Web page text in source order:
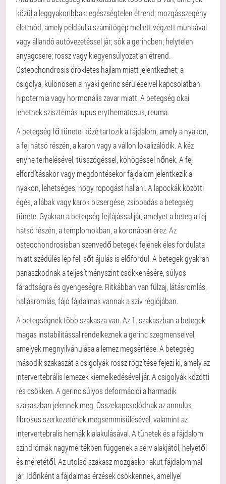
közül a leggyakoribbak: egészségtelen étrend; mozgásszegény
életmód, amely például a számítógép mellett végzett munkával
vagy állandó autóvezetéssel jár; sók a gerincben; helytelen
anyagcsere; rossz vagy kiegyensúlyozatlan étrend.
Osteochondrosis örökletes hajlam miatt jelentkezhet; a
csigolya, különösen a nyaki gerinc sérüléseivel kapcsolatban;
hipotermia vagy hormonális zavar miatt. A betegség okai
lehetnek szisztémás lupus erythematosus, reuma.
A betegség fő tünetei közé tartozik a fájdalom, amely a nyakon,
a fej hátsó részén, a karon vagy a vállon lokalizálódik. A kéz
enyhe terhelésével, tüsszögéssel, köhögéssel nőnek. A fej
elfordításakor vagy megdöntésekor fájdalom jelentkezik a
nyakon, lehetséges, hogy ropogást hallani. A lapockák közötti
égés, a lábak vagy karok bizsergése, zsibbadás a betegség
tünete. Gyakran a betegség fejfájással jár, amelyet a beteg a fej
hátsó részén, a templomokban, a koronában érez. Az
osteochondrosisban szenvedő betegek fejének éles fordulata
miatt szédülés lép fel, sőt ájulás is előfordul. A betegek gyakran
panaszkodnak a teljesítményszint csökkenésére, súlyos
fáradtságra és gyengeségre. Ritkábban van fülzaj, látásromlás,
hallásromlás, fájó fájdalmak vannak a szív régiójában.
A betegségnek több szakasza van. Az 1. szakaszban a betegek
magas instabilitással rendelkeznek a gerinc szegmenseivel,
amelyek megnyilvánulása a lemez megsértése. A betegség
második szakaszát a csigolyák rossz rögzítése fejezi ki, amely az
intervertebrális lemezek kiemelkedésével jár. A csigolyák közötti
rés csökken. A gerinc súlyos deformációi a harmadik
szakaszban jelennek meg. Összekapcsolódnak az annulus
fibrosus szerkezetének megsemmisülésével, valamint az
intervertebralis hernák kialakulásával. A tünetek és a fájdalom
szindrómák nagymértékben függenek a sérv alakjától, helyétől
és méretétől. Az utolsó szakasz mozgáskor akut fájdalommal
jár. Időnként a fájdalmas érzések csökkennek, amellyel